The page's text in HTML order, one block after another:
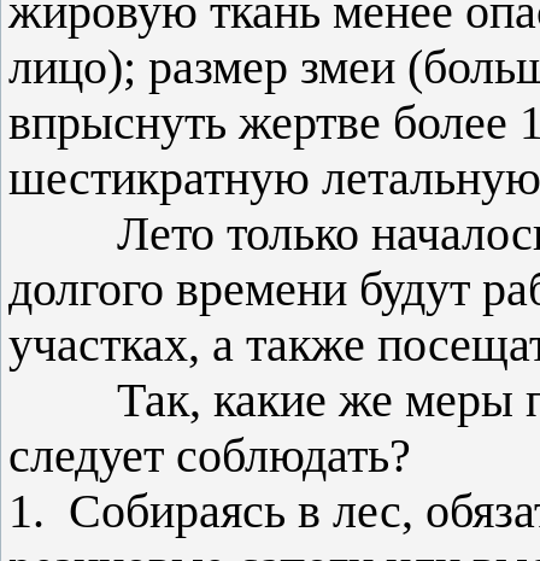
жировую ткань менее
лицо); размер змеи
впрыснуть жертве более
шестикратную
Лето только
долгого времени будут
участках, а также
Так, какие же меры
следует соблюдать?
1. Собираясь в лес,